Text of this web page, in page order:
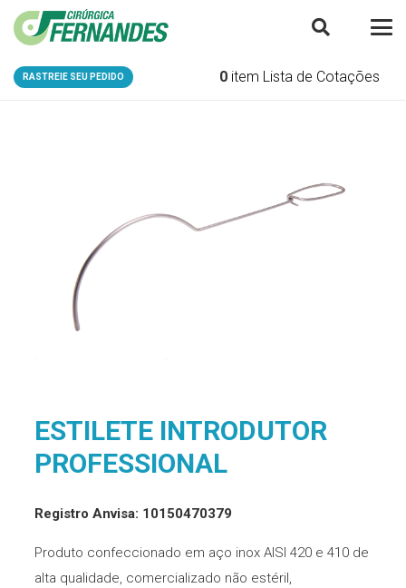
RASTREIE SEU PEDIDO 0 item Lista de Cotações
ESTILETE INTRODUTOR
PROFESSIONAL
Registro Anvisa: 10150470379
Produto confeccionado em aço inox AISI 420 e 410 de
alta qualidade, comercializado não estéril,